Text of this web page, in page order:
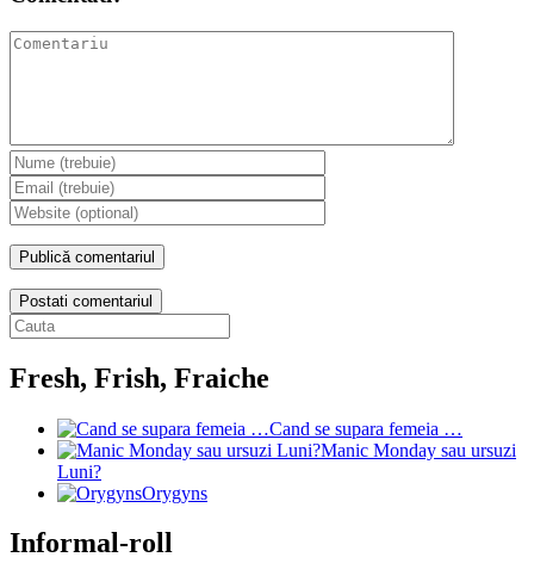
Postati comentariul
Fresh, Frish, Fraiche
Cand se supara femeia …
Manic Monday sau ursuzi
Luni?
Orygyns
Informal-roll